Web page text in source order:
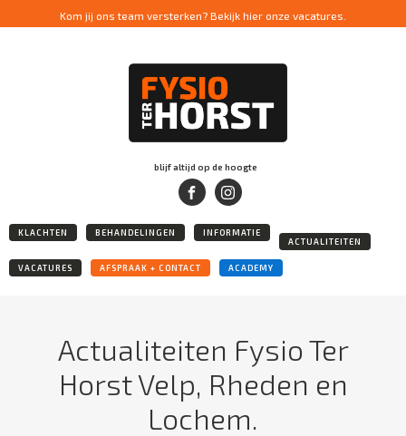
Kom jij ons team versterken? Bekijk hier onze vacatures.
blijf altijd op de hoogte
KLACHTEN BEHANDELINGEN
INFORMATIE
ACTUALITEITEN
VACATURES AFSPRAAK + CONTACT ACADEMY
Actualiteiten Fysio Ter
Horst Velp, Rheden en
Lochem.